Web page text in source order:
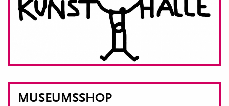
MUSEUMSSHOP